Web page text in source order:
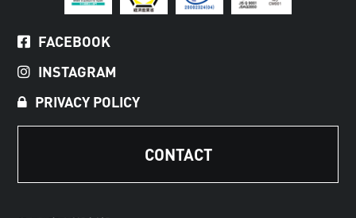
FACEBOOK
INSTAGRAM
PRIVACY POLICY
CONTACT